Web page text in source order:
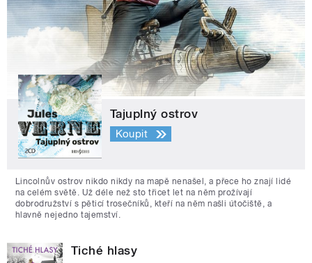
Tajuplný ostrov
Koupit
Lincolnův ostrov nikdo nikdy na mapě nenašel, a přece ho znají lidé
na celém světě. Už déle než sto třicet let na něm prožívají
dobrodružství s pěticí trosečníků, kteří na něm našli útočiště, a
hlavně nejedno tajemství.
Tiché hlasy